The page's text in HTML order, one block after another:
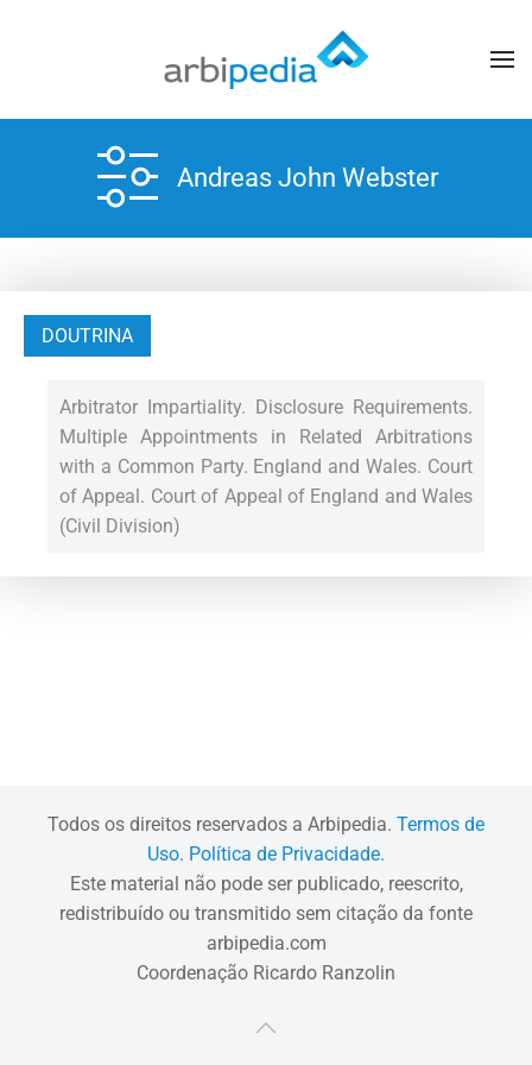
Andreas John Webster
DOUTRINA
Arbitrator Impartiality. Disclosure Requirements.
Multiple Appointments in Related Arbitrations
with a Common Party. England and Wales. Court
of Appeal. Court of Appeal of England and Wales
(Civil Division)
Todos os direitos reservados a Arbipedia. Termos de
Uso. Política de Privacidade.
Este material não pode ser publicado, reescrito,
redistribuído ou transmitido sem citação da fonte
arbipedia.com
Coordenação Ricardo Ranzolin